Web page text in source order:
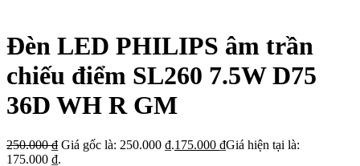
Đèn LED PHILIPS âm trần
chiếu điểm SL260 7.5W D75
36D WH R GM
250.000₫ Giá gốc là: 250.000 ₫.175.000 ₫Giá hiện tại là:
175.000 ₫.